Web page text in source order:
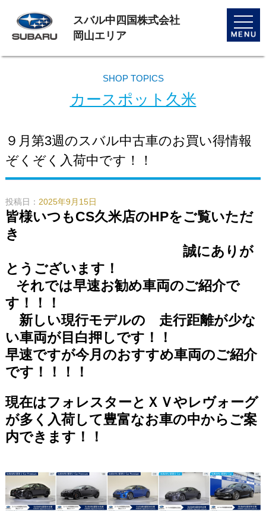
toggle
スバル中四国株式会社
岡山エリア
SHOP TOPICS
カースポット久米
９月第3週のスバル中古車のお買い得情報
ぞくぞく入荷中です！！
投稿日： 2025年9月15日
皆様いつもCS久米店のHPをご覧いただ
き
誠にありが
とうございます！
それでは早速お勧め車両のご紹介で
す！！！
新しい現行モデルの 走行距離が少な
い車両が目白押しです！！
早速ですが今月のおすすめ車両のご紹介
です！！！！
現在はフォレスターとＸＶやレヴォーグ
が多く入荷して豊富なお車の中からご案
内できます！！